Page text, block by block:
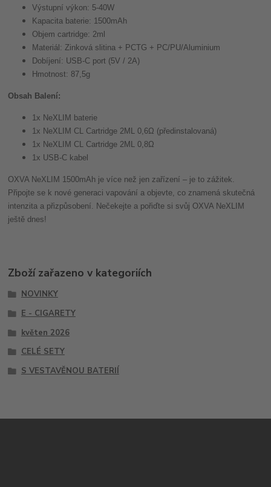
Výstupní výkon: 5-40W
Kapacita baterie: 1500mAh
Objem cartridge: 2ml
Materiál: Zinková slitina + PCTG + PC/PU/Aluminium
Dobíjení: USB-C port (5V / 2A)
Hmotnost: 87,5g
Obsah Balení:
1x NeXLIM baterie
1x NeXLIM CL Cartridge 2ML 0,6Ω (předinstalovaná)
1x NeXLIM CL Cartridge 2ML 0,8Ω
1x USB-C kabel
OXVA NeXLIM 1500mAh je více než jen zařízení – je to zážitek.
Připojte se k nové generaci vapování a objevte, co znamená skutečná
intenzita a přizpůsobení. Nečekejte a pořiďte si svůj OXVA NeXLIM
ještě dnes!
Zboží zařazeno v kategoriích
NOVINKY
E - CIGARETY
květen 2026
CELÉ SETY
S VESTAVĚNOU BATERIÍ